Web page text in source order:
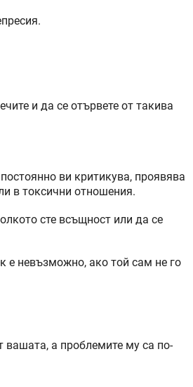
и да се отървете от такива
ви критикува, проявява
в токсични отношения.
сте всъщност или да се
е невъзможно, ако той сам не го
вашата, а проблемите му са по-